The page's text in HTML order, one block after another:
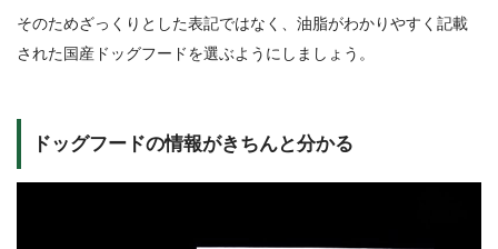
そのためざっくりとした表記ではなく、油脂がわかりやすく記載
された国産ドッグフードを選ぶようにしましょう。
ドッグフードの情報がきちんと分かる